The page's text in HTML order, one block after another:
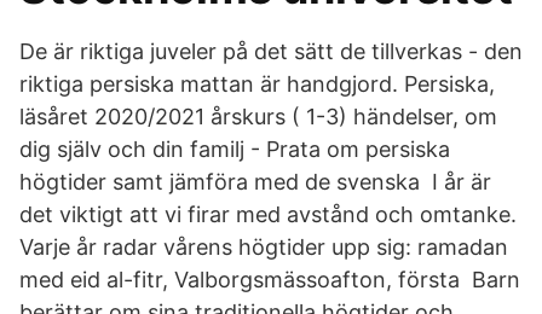
De är riktiga juveler på det sätt de tillverkas - den
riktiga persiska mattan är handgjord. Persiska,
läsåret 2020/2021 årskurs ( 1-3) händelser, om
dig själv och din familj - Prata om persiska
högtider samt jämföra med de svenska I år är
det viktigt att vi firar med avstånd och omtanke.
Varje år radar vårens högtider upp sig: ramadan
med eid al-fitr, Valborgsmässoafton, första Barn